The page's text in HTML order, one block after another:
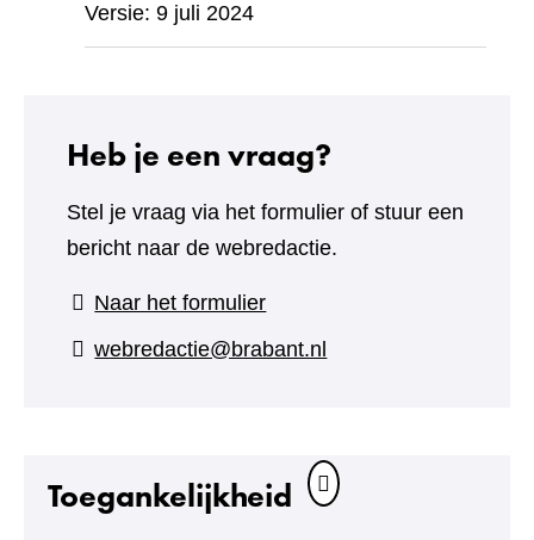
Versie: 9 juli 2024
Heb je een vraag?
Stel je vraag via het formulier of stuur een
bericht naar de webredactie.
Naar het formulier(verwijst
naar
webredactie@brabant.nl
Toegankelijkheid